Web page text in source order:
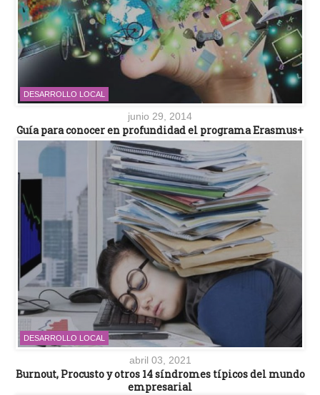
DESARROLLO LOCAL
junio 29, 2014
Guía para conocer en profundidad el programa Erasmus+
DESARROLLO LOCAL
abril 03, 2021
Burnout, Procusto y otros 14 síndromes típicos del mundo
empresarial